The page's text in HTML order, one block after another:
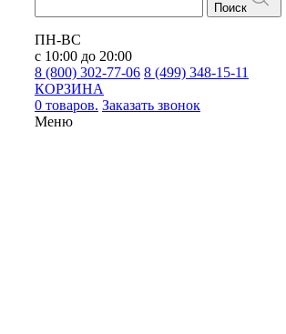
Поиск
ПН-ВС
с 10:00 до 20:00
8 (800) 302-77-06 8 (499) 348-15-11
КОРЗИНА
0 товаров. Заказать звонок
Меню